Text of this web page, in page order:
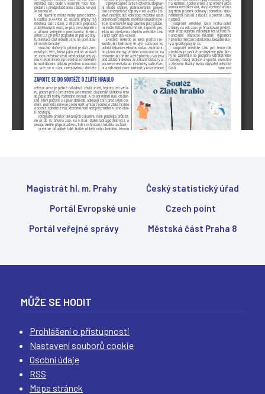
( ( ( (
Magistrát hl. m. Prahy
Český statistický úřad
Portál Evropské unie
Czech point
Portál veřejné správy
Městská část Praha 8
MŮŽE SE HODIT
Prohlášení o přístupnosti
Nastavení souborů cookie
Osobní údaje
RSS
Mapa stránek